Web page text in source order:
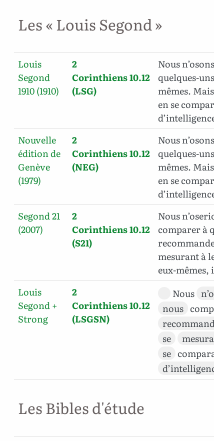
Les « Louis Segond »
Louis
Segond
1910 (1910)
2
Corinthiens 10.12
(LSG)
Nous
quelques-
mêmes.
en se
Nouvelle
édition de
Genève
(1979)
2
Corinthiens 10.12
(NEG)
Nous
quelques-
mêmes.
en se
Segond 21
(2007)
2
Corinthiens 10.12
(S21)
Nous
comparer à
mesurant à
eux-mêmes,
Louis
Segond +
Strong
2
Corinthiens 10.12
(LSGSN)
Nous
nous
se
se
Les Bibles d'étude